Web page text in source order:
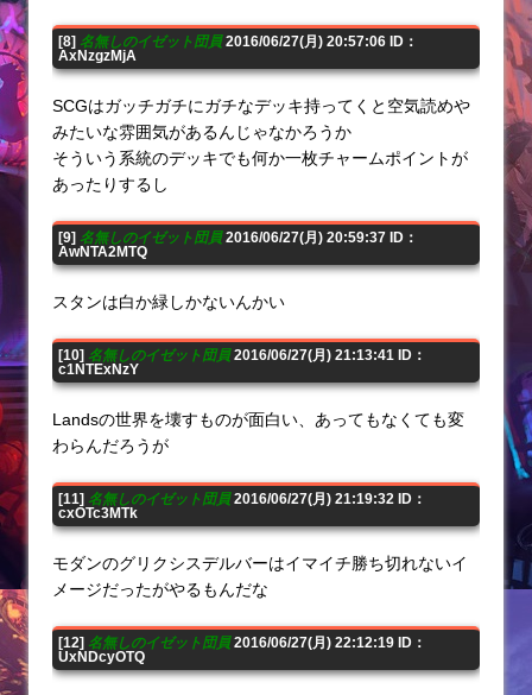
[8] 名無しのイゼット団員2016/06/27(月) 20:57:06 ID：
AxNzgzMjA
SCGはガッチガチにガチなデッキ持ってくと空気読めや
みたいな雰囲気があるんじゃなかろうか
そういう系統のデッキでも何か一枚チャームポイントが
あったりするし
[9] 名無しのイゼット団員2016/06/27(月) 20:59:37 ID：
AwNTA2MTQ
スタンは白か緑しかないんかい
[10] 名無しのイゼット団員2016/06/27(月) 21:13:41 ID：
c1NTExNzY
Landsの世界を壊すものが面白い、あってもなくても変
わらんだろうが
[11] 名無しのイゼット団員2016/06/27(月) 21:19:32 ID：
cxOTc3MTk
モダンのグリクシスデルバーはイマイチ勝ち切れないイ
メージだったがやるもんだな
[12] 名無しのイゼット団員2016/06/27(月) 22:12:19 ID：
UxNDcyOTQ